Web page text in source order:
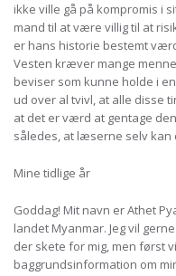
ikke ville gå på kompromis i
mand til at være villig til at
er hans historie bestemt
Vesten kræver mange
beviser som kunne holde i
ud over al tvivl, at alle disse
at det er værd at gentage
således, at læserne selv kan
Mine tidlige år
Goddag! Mit navn er Athet
landet Myanmar. Jeg vil
der skete for mig, men først
baggrundsinformation om